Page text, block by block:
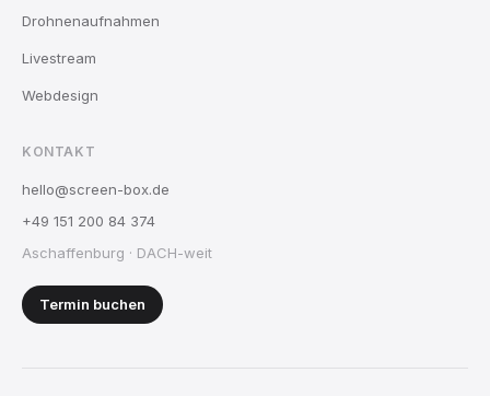
Drohnenaufnahmen
Livestream
Webdesign
KONTAKT
hello@screen-box.de
+49 151 200 84 374
Aschaffenburg · DACH-weit
Termin buchen